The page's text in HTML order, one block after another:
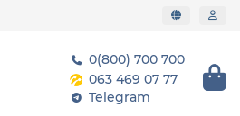
0(800) 700 700
063 469 07 77
Telegram